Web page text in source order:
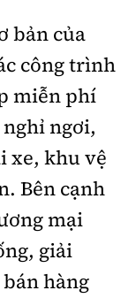
bản của
công trình
miễn phí
ngơi,
xe, khu vệ
Bên cạnh
mại
giải
hàng